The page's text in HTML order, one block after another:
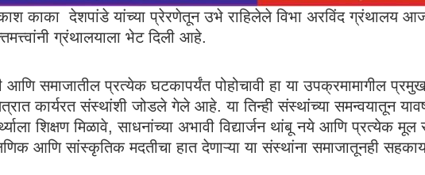
काका देशपांडे यांच्या प्रेरणेतून उभे राहिलेले विभा अरविंद ग्रंथालय
ग्रंथालयाला भेट दिली आहे.
आणि समाजातील प्रत्येक घटकापर्यंत पोहोचावी हा या उपक्रमामागील
कार्यरत संस्थांशी जोडले गेले आहे. या तिन्ही संस्थांच्या समन्वयातून यावर्षी
शिक्षण मिळावे, साधनांच्या अभावी विद्यार्जन थांबू नये आणि प्रत्येक मूल
आणि सांस्कृतिक मदतीचा हात देणाऱ्या या संस्थांना समाजातूनही